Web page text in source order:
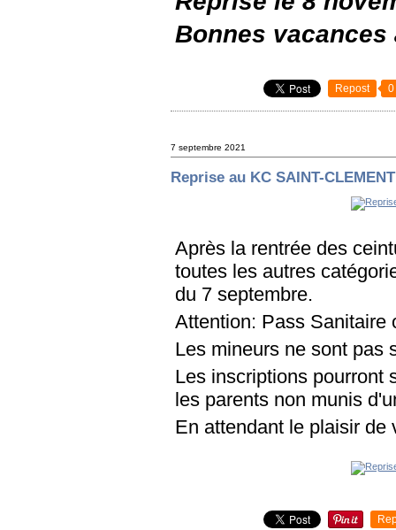
Bonnes vacances
Repost 0
7 septembre 2021
Reprise au KC SAINT-CLEMENT
Après la rentrée des
toutes les autres
du 7 septembre.
Attention: Pass Sanitaire
Les mineurs ne sont pas
Les inscriptions pourront
les parents non munis
En attendant le plaisir de